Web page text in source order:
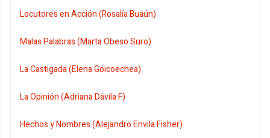
Locutores en Acción (Rosalía Buaún)
Malas Palabras (Marta Obeso Suro)
La Castigada (Elena Goicoechea)
La Opinión (Adriana Dávila F)
Hechos y Nombres (Alejandro Envila Fisher)